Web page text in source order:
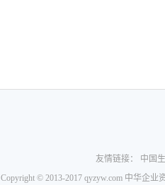
友情链接：
中国
Copyright © 2013-2017 qyzyw.com 中华企业